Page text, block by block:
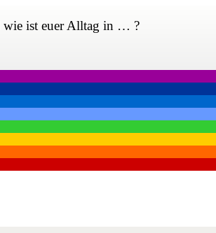
wie ist euer Alltag in … ?